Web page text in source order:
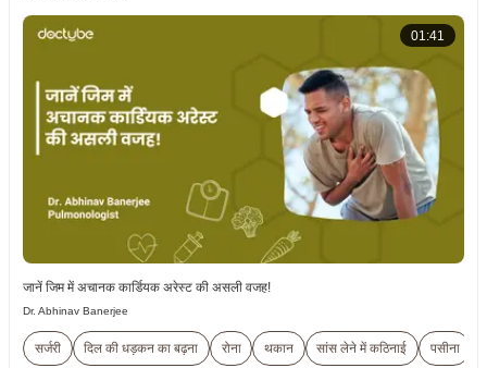
01:41
जानें जिम में अचानक कार्डियक अरेस्ट की असली वजह!
Dr. Abhinav Banerjee
सर्जरी दिल की धड़कन का बढ़ना रोना थकान सांस लेने में कठिनाई पसीना